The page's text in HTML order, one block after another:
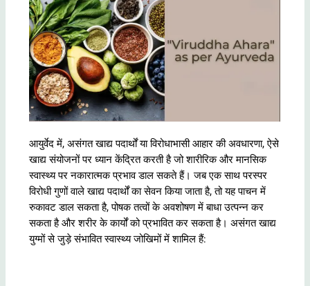
आयुर्वेद में, असंगत खाद्य पदार्थों या विरोधाभासी आहार की अवधारणा, ऐसे
खाद्य संयोजनों पर ध्यान केंद्रित करती है जो शारीरिक और मानसिक
स्वास्थ्य पर नकारात्मक प्रभाव डाल सकते हैं। जब एक साथ परस्पर
विरोधी गुणों वाले खाद्य पदार्थों का सेवन किया जाता है, तो यह पाचन में
रुकावट डाल सकता है, पोषक तत्वों के अवशोषण में बाधा उत्पन्न कर
सकता है और शरीर के कार्यों को प्रभावित कर सकता है। असंगत खाद्य
युग्मों से जुड़े संभावित स्वास्थ्य जोखिमों में शामिल हैं: